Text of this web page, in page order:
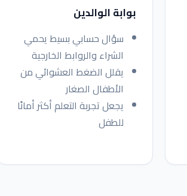
بوابة الوالدين
سؤال حسابي بسيط يحمي
الشراء والروابط الخارجية
يقلل الضغط العشوائي من
الأطفال الصغار
يجعل تجربة التعلم أكثر أمانًا
للطفل